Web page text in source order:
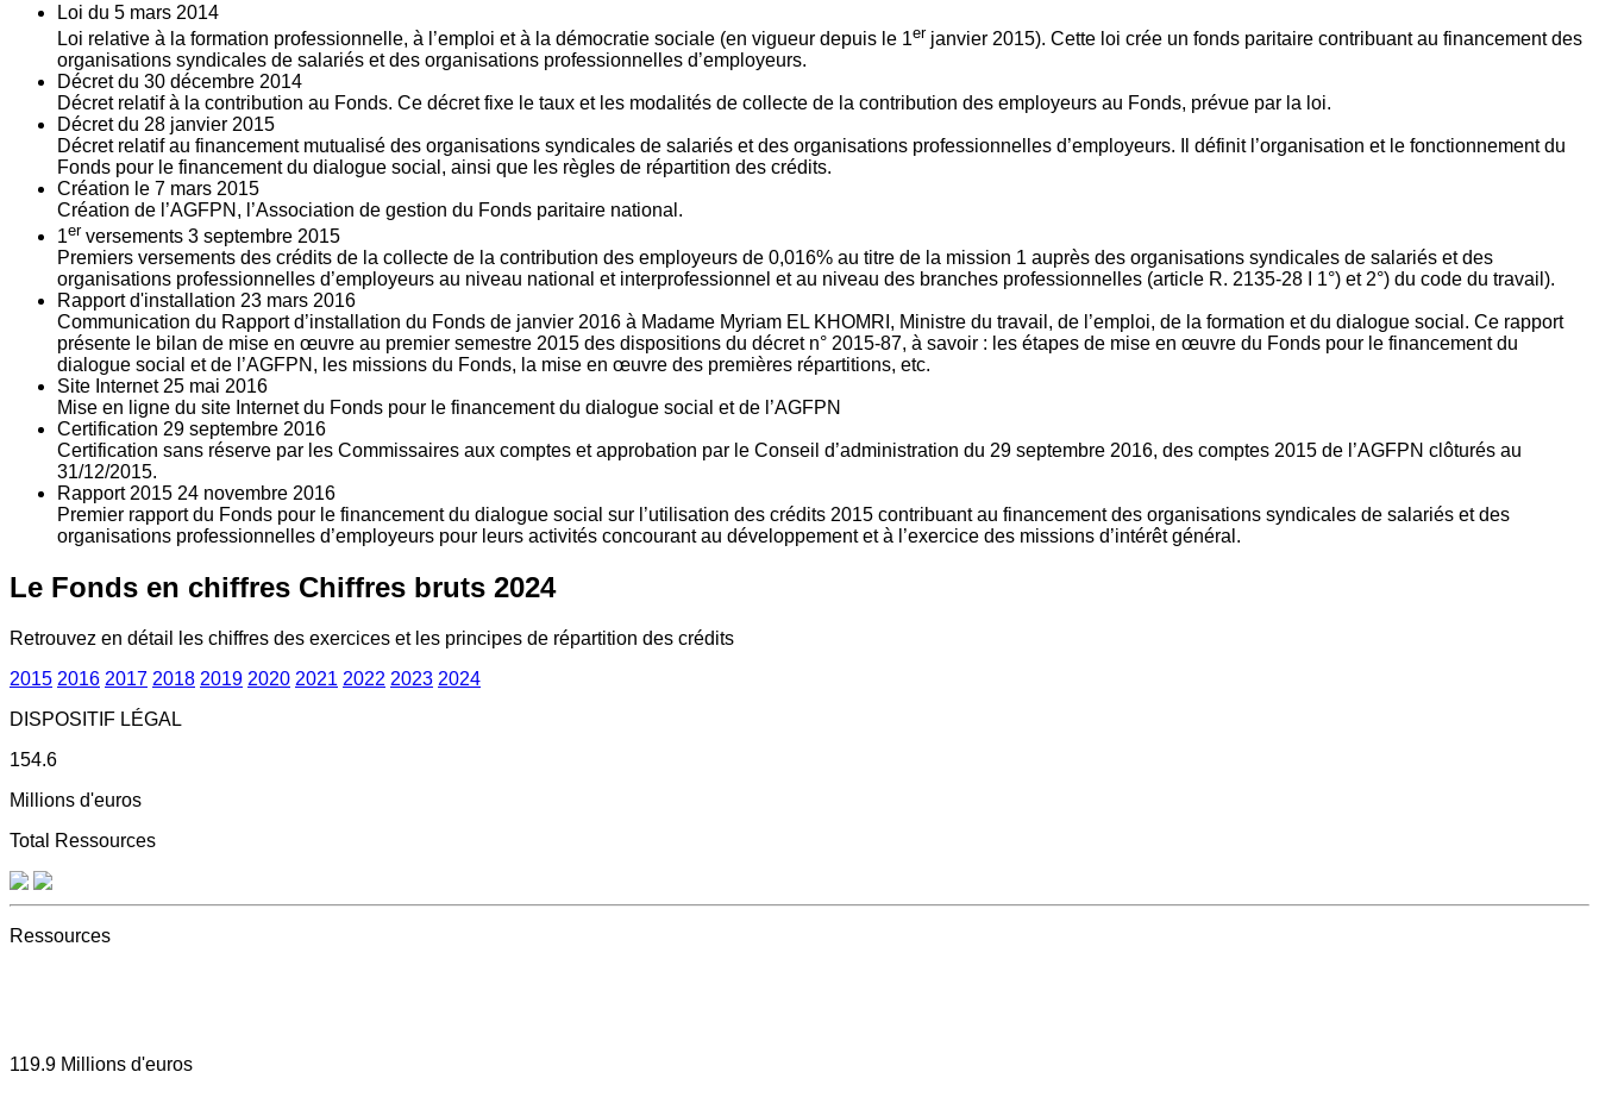
Loi du 5 mars 2014
Loi relative à la formation professionnelle, à l’emploi et à la démocratie sociale (en vigueur depuis le 1er janvier 2015). Cette loi crée un fonds paritaire contribuant au financement des
organisations syndicales de salariés et des organisations professionnelles d’employeurs.
Décret du 30 décembre 2014
Décret relatif à la contribution au Fonds. Ce décret fixe le taux et les modalités de collecte de la contribution des employeurs au Fonds, prévue par la loi.
Décret du 28 janvier 2015
Décret relatif au financement mutualisé des organisations syndicales de salariés et des organisations professionnelles d’employeurs. Il définit l’organisation et le fonctionnement du
Fonds pour le financement du dialogue social, ainsi que les règles de répartition des crédits.
Création le 7 mars 2015
Création de l’AGFPN, l’Association de gestion du Fonds paritaire national.
1er versements 3 septembre 2015
Premiers versements des crédits de la collecte de la contribution des employeurs de 0,016% au titre de la mission 1 auprès des organisations syndicales de salariés et des
organisations professionnelles d’employeurs au niveau national et interprofessionnel et au niveau des branches professionnelles (article R. 2135‐28 I 1°) et 2°) du code du travail).
Rapport d'installation 23 mars 2016
Communication du Rapport d’installation du Fonds de janvier 2016 à Madame Myriam EL KHOMRI, Ministre du travail, de l’emploi, de la formation et du dialogue social. Ce rapport
présente le bilan de mise en œuvre au premier semestre 2015 des dispositions du décret n° 2015-87, à savoir : les étapes de mise en œuvre du Fonds pour le financement du
dialogue social et de l’AGFPN, les missions du Fonds, la mise en œuvre des premières répartitions, etc.
Site Internet 25 mai 2016
Mise en ligne du site Internet du Fonds pour le financement du dialogue social et de l’AGFPN
Certification 29 septembre 2016
Certification sans réserve par les Commissaires aux comptes et approbation par le Conseil d’administration du 29 septembre 2016, des comptes 2015 de l’AGFPN clôturés au
31/12/2015.
Rapport 2015 24 novembre 2016
Premier rapport du Fonds pour le financement du dialogue social sur l’utilisation des crédits 2015 contribuant au financement des organisations syndicales de salariés et des
organisations professionnelles d’employeurs pour leurs activités concourant au développement et à l’exercice des missions d’intérêt général.
Le Fonds en chiffres Chiffres bruts 2024
Retrouvez en détail les chiffres des exercices et les principes de répartition des crédits
2015 2016 2017 2018 2019 2020 2021 2022 2023 2024
DISPOSITIF LÉGAL
154.6
Millions d'euros
Total Ressources
Ressources
119.9 Millions d'euros